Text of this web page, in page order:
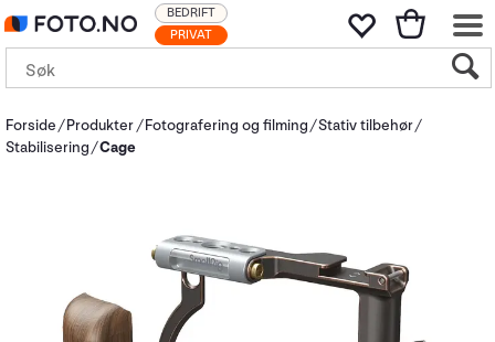
PRIVAT
BEDRIFT
Forside Produkter Fotografering og filming Stativ tilbehør
Stabilisering
Cage